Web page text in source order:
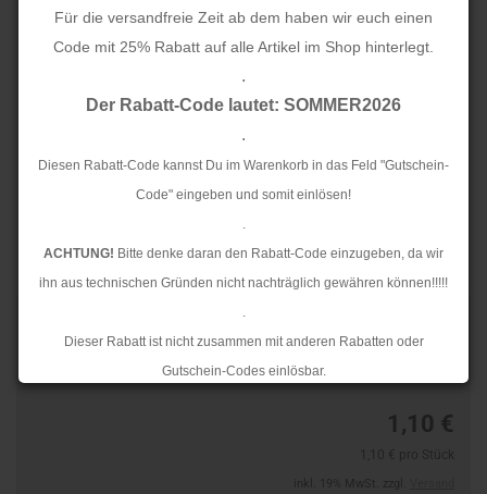
Für die versandfreie Zeit ab dem haben wir euch einen
Code mit 25% Rabatt auf alle Artikel im Shop hinterlegt.
.
Der Rabatt-Code lautet: SOMMER2026
.
Diesen Rabatt-Code kannst Du im Warenkorb in das Feld "Gutschein-
Code" eingeben und somit einlösen!
.
ACHTUNG! Bitte denke daran den Rabatt-Code einzugeben, da wir
ihn aus technischen Gründen nicht nachträglich gewähren können!!!!!
.
Dieser Rabatt ist nicht zusammen mit anderen Rabatten oder
Gutschein-Codes einlösbar.
Ab dem 17.08.2026 versenden wir wieder wie gewohnt. Aufgrund des
1,10 €